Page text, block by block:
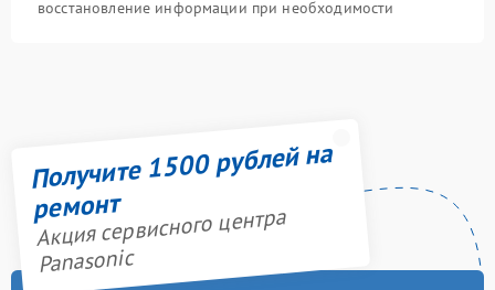
восстановление информации при необходимости
Получите 1500 рублей на
ремонт
Акция сервисного центра
Panasonic